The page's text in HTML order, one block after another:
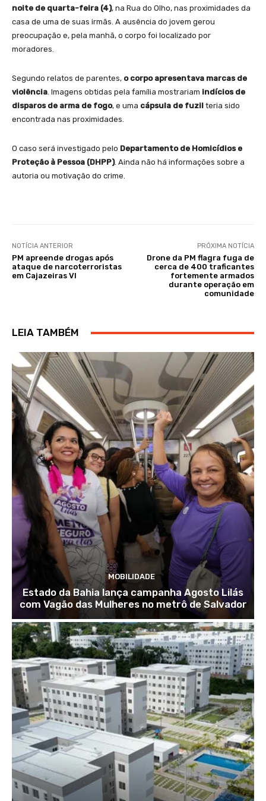
noite de quarta-feira (4), na Rua do Olho, nas proximidades da
casa de uma de suas irmãs. A ausência do jovem gerou
preocupação e, pela manhã, o corpo foi localizado por
moradores.
Segundo relatos de parentes, o corpo apresentava marcas de
violência. Imagens obtidas pela família mostrariam indícios de
disparos de arma de fogo, e uma cápsula de fuzil teria sido
encontrada nas proximidades.
O caso será investigado pelo Departamento de Homicídios e
Proteção à Pessoa (DHPP). Ainda não há informações sobre a
autoria ou motivação do crime.
NOTÍCIA ANTERIOR
PM apreende drogas após
ataque de narcoterroristas
em Cajazeiras VI
PRÓXIMA NOTÍCIA
Drone da PM flagra fuga de
cerca de 400 traficantes
fortemente armados
durante operação em
comunidade
LEIA TAMBÉM
MOBILIDADE
Estado da Bahia lança campanha Agosto Lilás
com Vagão das Mulheres no metrô de Salvador